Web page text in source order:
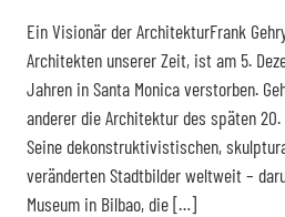
Ein Visionär der ArchitekturFrank
Architekten unserer Zeit, ist am 5.
Jahren in Santa Monica verstorben.
anderer die Architektur des späten
Seine dekonstruktivistischen,
veränderten Stadtbilder weltweit –
Museum in Bilbao, die […]